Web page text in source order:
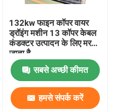
132kw फाइन कॉपर वायर
ड्रॉइंग मशीन 13 कॉपर केबल
कंडक्टर उत्पादन के लिए मर
जाता है
सबसे अच्छी कीमत
हमसे संपर्क करें